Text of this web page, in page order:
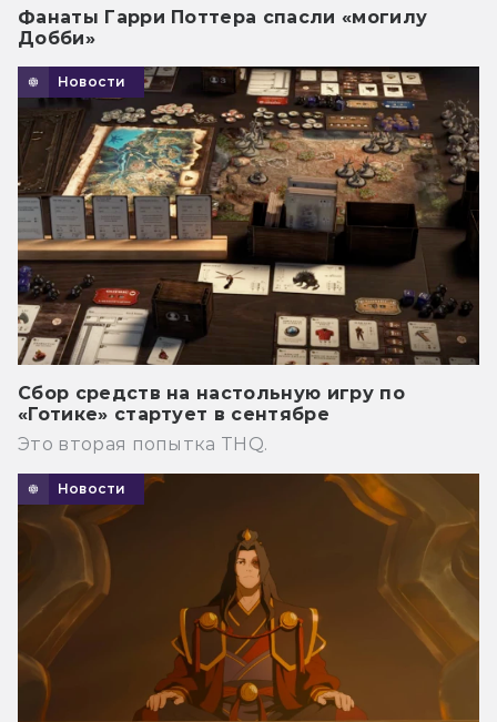
Фанаты Гарри Поттера спасли «могилу
Добби»
Новости
Сбор средств на настольную игру по
«Готике» стартует в сентябре
Это вторая попытка THQ.
Новости